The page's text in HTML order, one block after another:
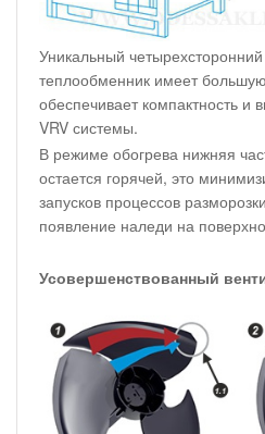
Уникальный
теплообменник имеет
обеспечивает компактность и
VRV системы.
В режиме обогрева нижняя
остается горячей, это
запусков процессов
появление наледи на
Усовершенствованный